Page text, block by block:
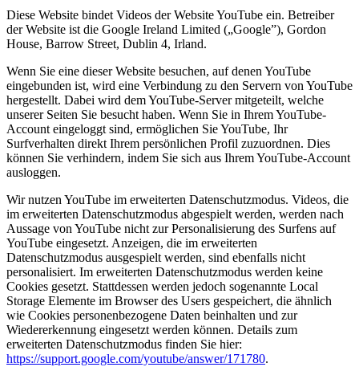
Diese Website bindet Videos der Website YouTube ein. Betreiber
der Website ist die Google Ireland Limited („Google”), Gordon
House, Barrow Street, Dublin 4, Irland.
Wenn Sie eine dieser Website besuchen, auf denen YouTube
eingebunden ist, wird eine Verbindung zu den Servern von YouTube
hergestellt. Dabei wird dem YouTube-Server mitgeteilt, welche
unserer Seiten Sie besucht haben. Wenn Sie in Ihrem YouTube-
Account eingeloggt sind, ermöglichen Sie YouTube, Ihr
Surfverhalten direkt Ihrem persönlichen Profil zuzuordnen. Dies
können Sie verhindern, indem Sie sich aus Ihrem YouTube-Account
ausloggen.
Wir nutzen YouTube im erweiterten Datenschutzmodus. Videos, die
im erweiterten Datenschutzmodus abgespielt werden, werden nach
Aussage von YouTube nicht zur Personalisierung des Surfens auf
YouTube eingesetzt. Anzeigen, die im erweiterten
Datenschutzmodus ausgespielt werden, sind ebenfalls nicht
personalisiert. Im erweiterten Datenschutzmodus werden keine
Cookies gesetzt. Stattdessen werden jedoch sogenannte Local
Storage Elemente im Browser des Users gespeichert, die ähnlich
wie Cookies personenbezogene Daten beinhalten und zur
Wiedererkennung eingesetzt werden können. Details zum
erweiterten Datenschutzmodus finden Sie hier:
https://support.google.com/youtube/answer/171780.